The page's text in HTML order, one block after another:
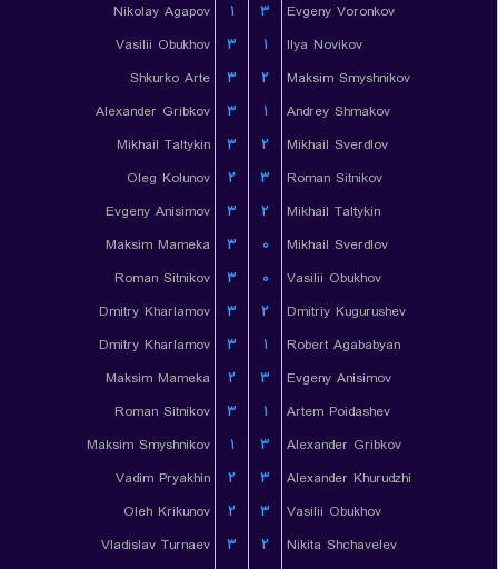
Nikolay Agapov
۱ ۳
Evgeny Voronkov
Vasilii Obukhov
۳ ۱
Ilya Novikov
Shkurko Arte
۳ ۲
Maksim Smyshnikov
Alexander Gribkov
۳ ۱
Andrey Shmakov
Mikhail Taltykin
۳ ۲
Mikhail Sverdlov
Oleg Kolunov
۲ ۳
Roman Sitnikov
Evgeny Anisimov
۳ ۲
Mikhail Taltykin
Maksim Mameka
۳ ۰
Mikhail Sverdlov
Roman Sitnikov
۳ ۰
Vasilii Obukhov
Dmitry Kharlamov
۳ ۲
Dmitriy Kugurushev
Dmitry Kharlamov
۳ ۱
Robert Agababyan
Maksim Mameka
۲ ۳
Evgeny Anisimov
Roman Sitnikov
۳ ۱
Artem Poidashev
Maksim Smyshnikov
۱ ۳
Alexander Gribkov
Vadim Pryakhin
۲ ۳
Alexander Khurudzhi
Oleh Krikunov
۲ ۳
Vasilii Obukhov
Vladislav Turnaev
۳ ۲
Nikita Shchavelev